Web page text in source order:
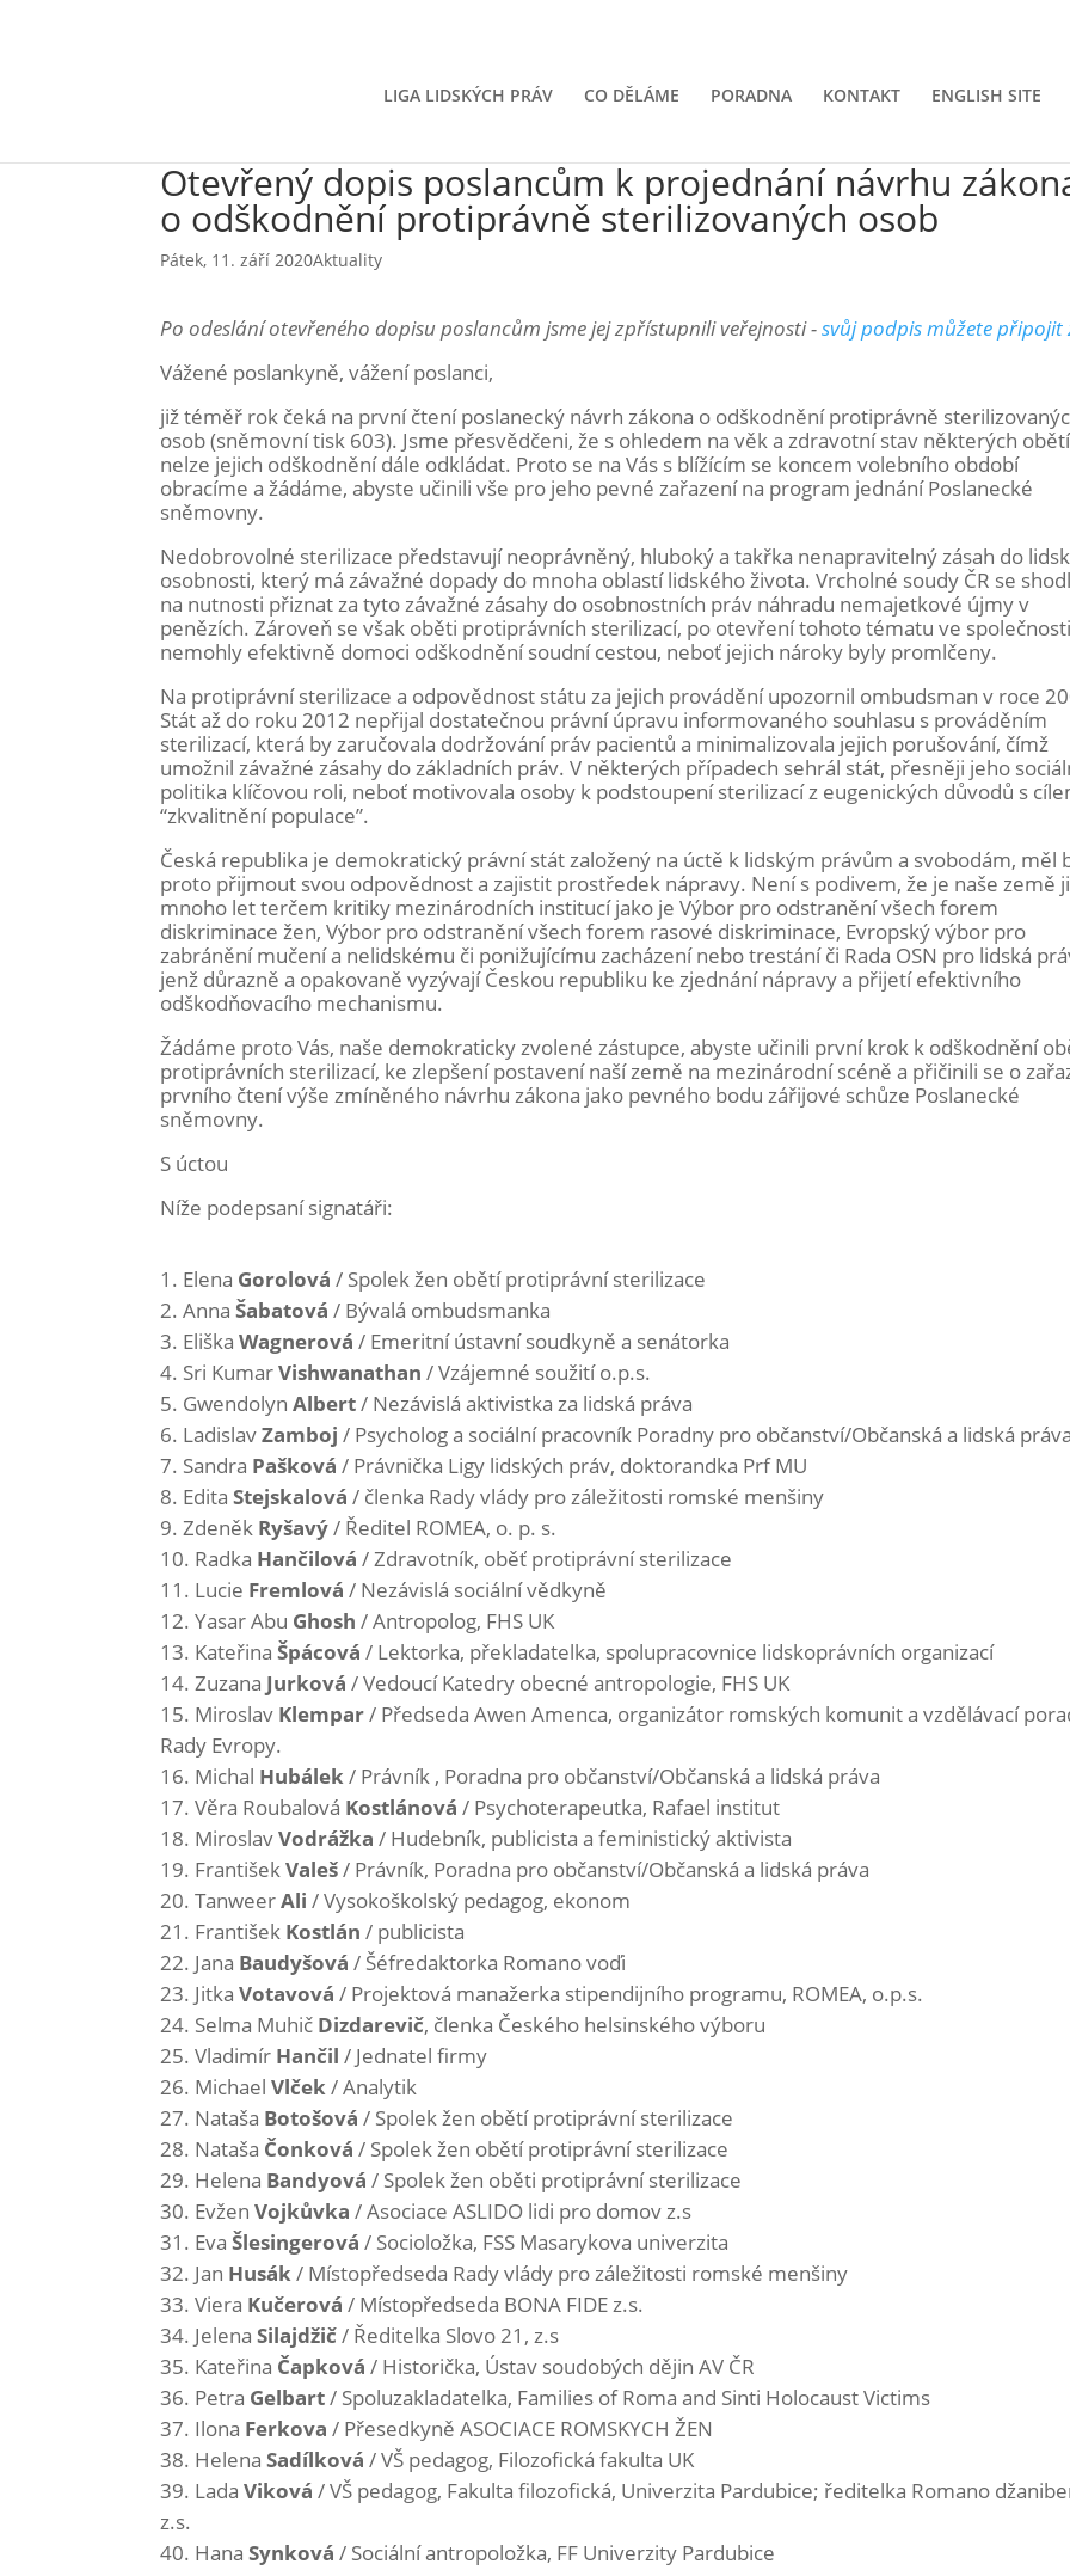
LIGA LIDSKÝCH PRÁV CO DĚLÁME PORADNA KONTAKT ENGLISH SITE
Otevřený dopis poslancům k projednání návrhu
o odškodnění protiprávně sterilizovaných osob
Pátek, 11. září 2020Aktuality
Po odeslání otevřeného dopisu poslancům jsme jej zpřístupnili veřejnosti -svůj podpis můžete připojit
Vážené poslankyně, vážení poslanci,
již téměř rok čeká na první čtení poslanecký návrh zákona o odškodnění protiprávně
osob (sněmovní tisk 603). Jsme přesvědčeni, že s ohledem na věk a zdravotní stav některých
nelze jejich odškodnění dále odkládat. Proto se na Vás s blížícím se koncem volebního období
obracíme a žádáme, abyste učinili vše pro jeho pevné zařazení na program jednání Poslanecké
sněmovny.
Nedobrovolné sterilizace představují neoprávněný, hluboký a takřka nenapravitelný zásah do
osobnosti, který má závažné dopady do mnoha oblastí lidského života. Vrcholné soudy ČR se
na nutnosti přiznat za tyto závažné zásahy do osobnostních práv náhradu nemajetkové újmy v
penězích. Zároveň se však oběti protiprávních sterilizací, po otevření tohoto tématu ve
nemohly efektivně domoci odškodnění soudní cestou, neboť jejich nároky byly promlčeny.
Na protiprávní sterilizace a odpovědnost státu za jejich provádění upozornil ombudsman v roce
Stát až do roku 2012 nepřijal dostatečnou právní úpravu informovaného souhlasu s prováděním
sterilizací, která by zaručovala dodržování práv pacientů a minimalizovala jejich porušování, čímž
umožnil závažné zásahy do základních práv. V některých případech sehrál stát, přesněji jeho
politika klíčovou roli, neboť motivovala osoby k podstoupení sterilizací z eugenických důvodů s
“zkvalitnění populace”.
Česká republika je demokratický právní stát založený na úctě k lidským právům a svobodám, měl
proto přijmout svou odpovědnost a zajistit prostředek nápravy. Není s podivem, že je naše země
mnoho let terčem kritiky mezinárodních institucí jako je Výbor pro odstranění všech forem
diskriminace žen, Výbor pro odstranění všech forem rasové diskriminace, Evropský výbor pro
zabránění mučení a nelidskému či ponižujícímu zacházení nebo trestání či Rada OSN pro lidská
jenž důrazně a opakovaně vyzývají Českou republiku ke zjednání nápravy a přijetí efektivního
odškodňovacího mechanismu.
Žádáme proto Vás, naše demokraticky zvolené zástupce, abyste učinili první krok k odškodnění
protiprávních sterilizací, ke zlepšení postavení naší země na mezinárodní scéně a přičinili se o
prvního čtení výše zmíněného návrhu zákona jako pevného bodu zářijové schůze Poslanecké
sněmovny.
S úctou
Níže podepsaní signatáři:
Elena Gorolová / Spolek žen obětí protiprávní sterilizace
AnnaŠabatová / Bývalá ombudsmanka
EliškaWagnerová / Emeritní ústavní soudkyně a senátorka
Sri KumarVishwanathan / Vzájemné soužití o.p.s.
GwendolynAlbert/ Nezávislá aktivistka za lidská práva
LadislavZamboj / Psycholog a sociální pracovník Poradny pro občanství/Občanská a lidská
Sandra Pašková / Právnička Ligy lidských práv, doktorandka Prf MU
EditaStejskalová/ členka Rady vlády pro záležitosti romské menšiny
Zdeněk Ryšavý/ Ředitel ROMEA, o. p. s.
Radka Hančilová/ Zdravotník, oběť protiprávní sterilizace
Lucie Fremlová / Nezávislá sociální vědkyně
Yasar Abu Ghosh/ Antropolog, FHS UK
KateřinaŠpácová / Lektorka, překladatelka, spolupracovnice lidskoprávních organizací
Zuzana Jurková / Vedoucí Katedry obecné antropologie, FHS UK
Miroslav Klempar/ Předseda Awen Amenca, organizátor romských komunit a vzdělávací
Rady Evropy.
Michal Hubálek/ Právník , Poradna pro občanství/Občanská a lidská práva
Věra Roubalová Kostlánová / Psychoterapeutka, Rafael institut
MiroslavVodrážka / Hudebník, publicista a feministický aktivista
FrantišekValeš/ Právník, Poradna pro občanství/Občanská a lidská práva
TanweerAli / Vysokoškolský pedagog, ekonom
František Kostlán / publicista
Jana Baudyšová / Šéfredaktorka Romano voďi
JitkaVotavová / Projektová manažerka stipendijního programu, ROMEA, o.p.s.
Selma Muhič Dizdarevič, členka Českého helsinského výboru
Vladimír Hančil / Jednatel firmy
MichaelVlček/ Analytik
Nataša Botošová / Spolek žen obětí protiprávní sterilizace
Nataša Čonková / Spolek žen obětí protiprávní sterilizace
Helena Bandyová / Spolek žen oběti protiprávní sterilizace
EvženVojkůvka / Asociace ASLIDO lidi pro domov z.s
EvaŠlesingerová / Socioložka, FSS Masarykova univerzita
Jan Husák/ Místopředseda Rady vlády pro záležitosti romské menšiny
Viera Kučerová / Místopředseda BONA FIDE z.s.
JelenaSilajdžič/ Ředitelka Slovo 21, z.s
Kateřina Čapková / Historička, Ústav soudobých dějin AV ČR
Petra Gelbart/ Spoluzakladatelka, Families of Roma and Sinti Holocaust Victims
Ilona Ferkova / Přesedkyně ASOCIACE ROMSKYCH ŽEN
HelenaSadílková / VŠ pedagog, Filozofická fakulta UK
LadaViková / VŠ pedagog, Fakulta filozofická, Univerzita Pardubice; ředitelka Romano
z.s.
HanaSynková / Sociální antropoložka, FF Univerzity Pardubice